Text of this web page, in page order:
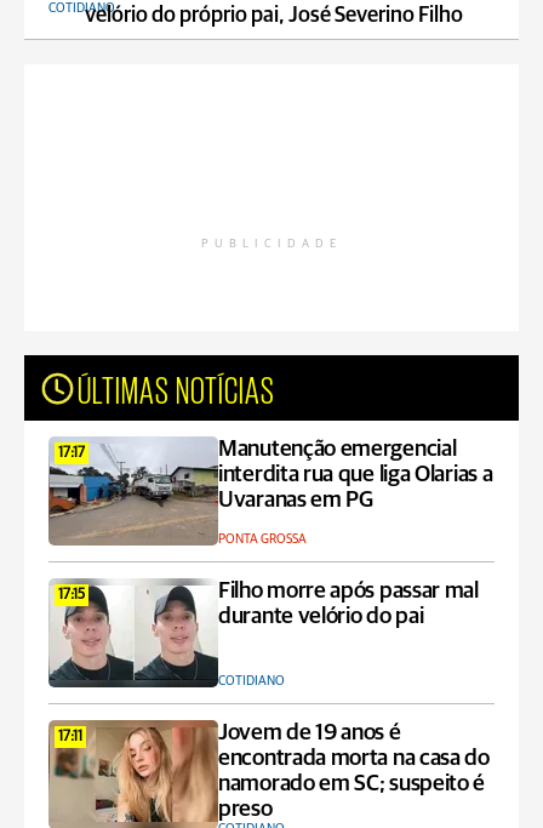
velório do próprio pai, José Severino Filho
COTIDIANO
PUBLICIDADE
ÚLTIMAS NOTÍCIAS
17:17
Manutenção emergencial
interdita rua que liga Olarias a
Uvaranas em PG
PONTA GROSSA
17:15
Filho morre após passar mal
durante velório do pai
COTIDIANO
17:11
Jovem de 19 anos é
encontrada morta na casa do
namorado em SC; suspeito é
preso